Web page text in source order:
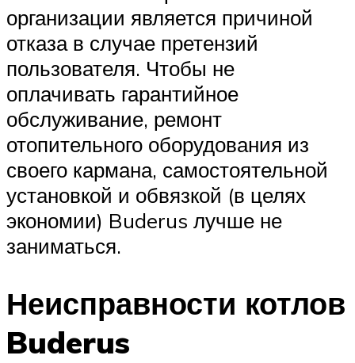
организации является причиной
отказа в случае претензий
пользователя. Чтобы не
оплачивать гарантийное
обслуживание, ремонт
отопительного оборудования из
своего кармана, самостоятельной
установкой и обвязкой (в целях
экономии) Buderus лучше не
заниматься.
Неисправности котлов
Buderus